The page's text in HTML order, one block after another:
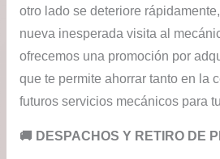
otro lado se deteriore
nueva inesperada visita al
ofrecemos una promoción por
que te permite ahorrar tanto en la
futuros servicios mecánicos para
​🚚​ DESPACHOS Y RETIRO DE